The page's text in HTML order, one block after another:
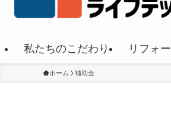
私たちのこだわり リフォ
ホーム 補助金